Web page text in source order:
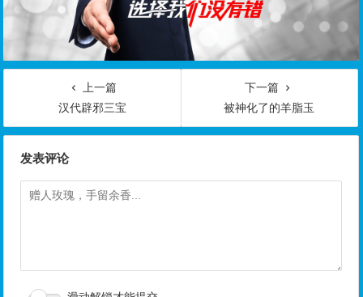
上一篇
汉代辟邪三宝
下一篇
被神化了的羊脂玉
发表评论